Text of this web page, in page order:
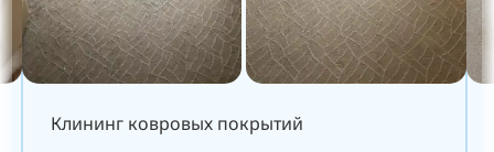
Клининг ковровых покрытий